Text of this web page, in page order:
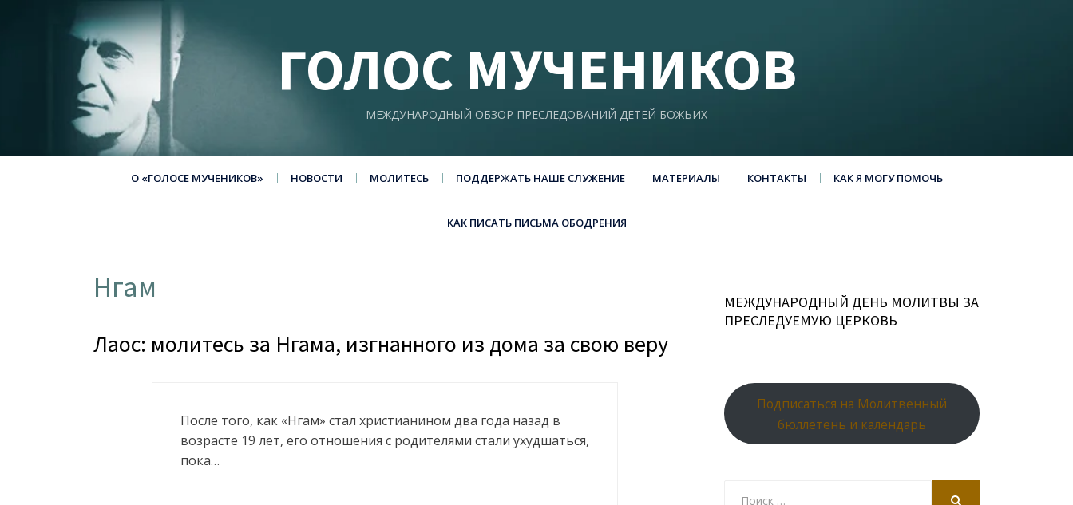
ГОЛОС МУЧЕНИКОВ
МЕЖДУНАРОДНЫЙ ОБЗОР ПРЕСЛЕДОВАНИЙ ДЕТЕЙ БОЖЬИХ
О «ГОЛОСЕ МУЧЕНИКОВ» НОВОСТИ МОЛИТЕСЬ ПОДДЕРЖАТЬ НАШЕ СЛУЖЕНИЕ МАТЕРИАЛЫ КОНТАКТЫ КАК Я МОГУ ПОМОЧЬ
КАК ПИСАТЬ ПИСЬМА ОБОДРЕНИЯ
Нгам
Лаос: молитесь за Нгама, изгнанного из дома за свою веру
После того, как «Нгам» стал христианином два года назад в
возрасте 19 лет, его отношения с родителями стали ухудшаться,
пока…
МЕЖДУНАРОДНЫЙ ДЕНЬ МОЛИТВЫ ЗА
ПРЕСЛЕДУЕМУЮ ЦЕРКОВЬ
Подписаться на Молитвенный
бюллетень и календарь